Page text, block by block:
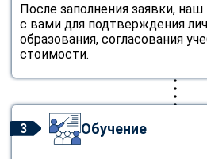
После заполнения заявки,
с вами для подтверждения
образования, согласования
стоимости.
3 Обучение